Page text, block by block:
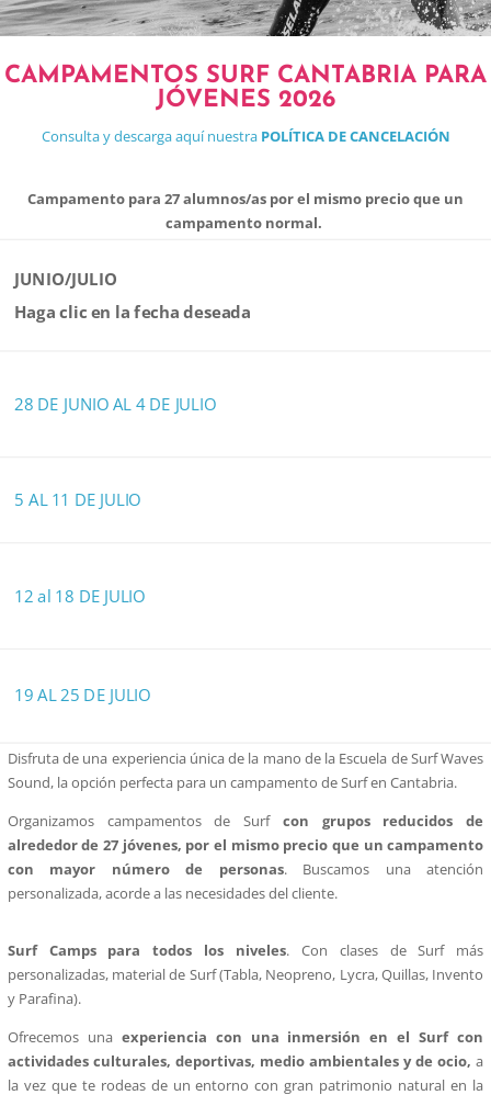
CAMPAMENTOS SURF CANTABRIA PARA
JÓVENES 2026
Consulta y descarga aquí nuestra POLÍTICA DE CANCELACIÓN
Campamento para 27 alumnos/as por el mismo precio que un
campamento normal.
JUNIO/JULIO
Haga clic en la fecha deseada
28 DE JUNIO AL 4 DE JULIO
5 AL 11 DE JULIO
12 al 18 DE JULIO
19 AL 25 DE JULIO
Disfruta de una experiencia única de la mano de la Escuela de Surf Waves
Sound, la opción perfecta para un campamento de Surf en Cantabria.
Organizamos campamentos de Surf con grupos reducidos de
alrededor de 27 jóvenes, por el mismo precio que un campamento
con mayor número de personas. Buscamos una atención
personalizada, acorde a las necesidades del cliente.
Surf Camps para todos los niveles. Con clases de Surf más
personalizadas, material de Surf (Tabla, Neopreno, Lycra, Quillas, Invento
y Parafina).
Ofrecemos una experiencia con una inmersión en el Surf con
actividades culturales, deportivas, medio ambientales y de ocio,a
la vez que te rodeas de un entorno con gran patrimonio natural en la